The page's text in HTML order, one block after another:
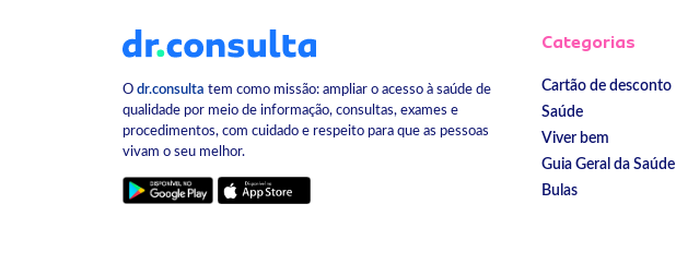
O dr.consulta tem como missão: ampliar o acesso à saúde de
qualidade por meio de informação, consultas, exames e
procedimentos, com cuidado e respeito para que as pessoas
vivam o seu melhor.
Categorias
Cartão de desconto
Saúde
Viver bem
Guia Geral da Saúde
Bulas